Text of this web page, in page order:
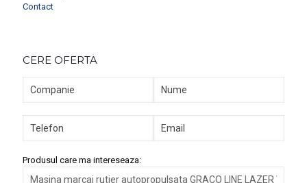
Contact
CERE OFERTA
Produsul care ma intereseaza: